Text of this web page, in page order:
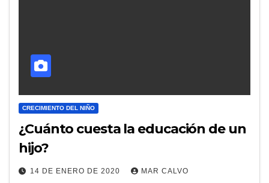
CRECIMIENTO DEL NIÑO
¿Cuánto cuesta la educación de un
hijo?
14 DE ENERO DE 2020 MAR CALVO